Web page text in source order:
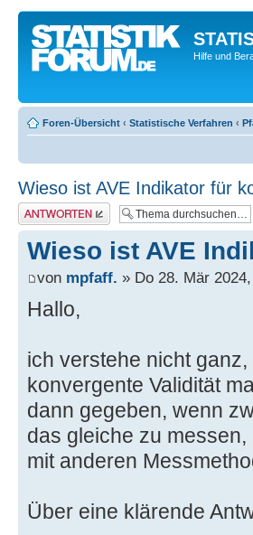
Hilfe und
Foren-Übersicht ‹ Statistische Verfahren ‹
Wieso ist AVE Indikator für
Antwort erstellen
Wieso ist AVE
von mpfaff. » Do 28. Mär
Hallo,
ich verstehe nicht
konvergente Validität
dann gegeben, wenn
das gleiche zu
mit anderen
Über eine klärende